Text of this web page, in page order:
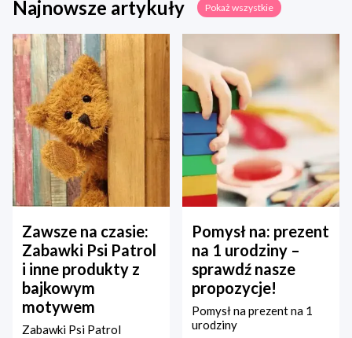
Najnowsze artykuły Pokaż wszystkie
Zawsze na czasie:
Zabawki Psi Patrol
i inne produkty z
bajkowym
motywem
Zabawki Psi Patrol
Pomysł na: prezent
na 1 urodziny –
sprawdź nasze
propozycje!
Pomysł na prezent na 1
urodziny